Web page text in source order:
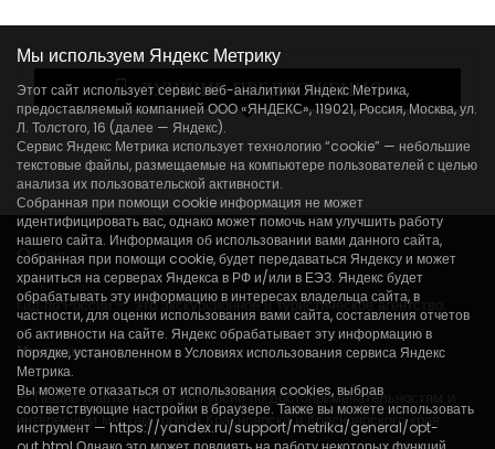
Мы используем Яндекс Метрику
Этот сайт использует сервис веб-аналитики Яндекс Метрика,
предоставляемый компанией ООО «ЯНДЕКС», 119021, Россия, Москва, ул.
Л. Толстого, 16 (далее — Яндекс).
Сервис Яндекс Метрика использует технологию “cookie” — небольшие
текстовые файлы, размещаемые на компьютере пользователей с целью
анализа их пользовательской активности.
Собранная при помощи cookie информация не может
идентифицировать вас, однако может помочь нам улучшить работу
нашего сайта. Информация об использовании вами данного сайта,
собранная при помощи cookie, будет передаваться Яндексу и может
храниться на серверах Яндекса в РФ и/или в ЕЭЗ. Яндекс будет
обрабатывать эту информацию в интересах владельца сайта, в
частности, для оценки использования вами сайта, составления отчетов
об активности на сайте. Яндекс обрабатывает эту информацию в
порядке, установленном в Условиях использования сервиса Яндекс
Метрика.
Вы можете отказаться от использования cookies, выбрав
соответствующие настройки в браузере. Также вы можете использовать
инструмент — https://yandex.ru/support/metrika/general/opt-
ЛУЧШИЕ ПРЕДЛОЖЕНИЯ
О нас
Гид по России– это экскурсионное и туристическое агентство.
Мы проводим:
— Пешие и автобусные экскурсии по достопримечательностям и
интересным местам города Красноярска и Красноярского края.